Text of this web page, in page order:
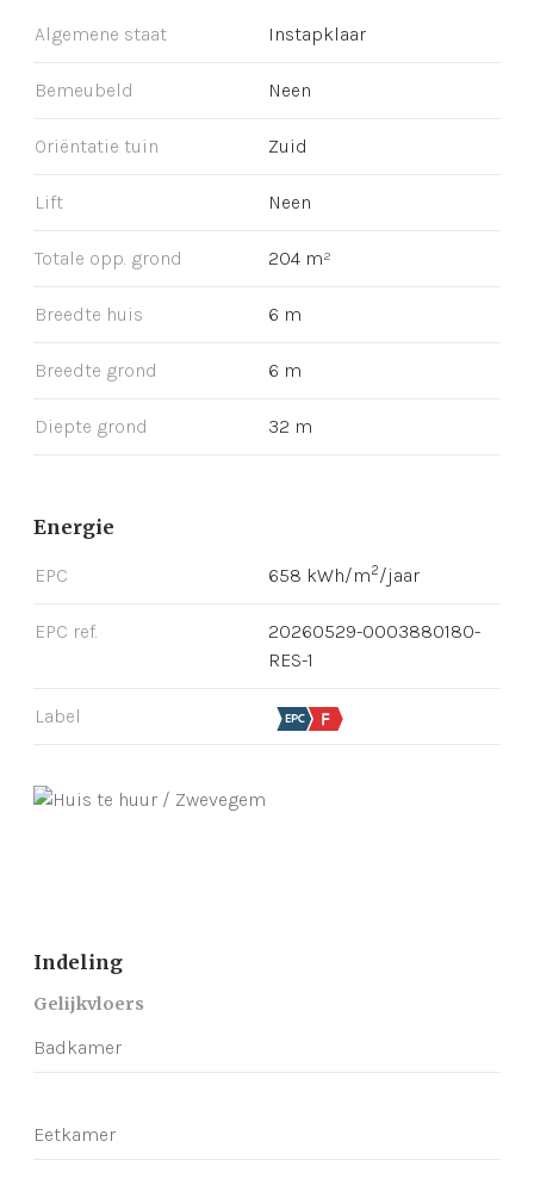
Algemene staat Instapklaar
Bemeubeld Neen
Oriëntatie tuin Zuid
Lift Neen
Totale opp. grond 204 m²
Breedte huis 6 m
Breedte grond 6 m
Diepte grond 32 m
Energie
EPC 658 kWh/m2/jaar
EPC ref.
20260529-0003880180-
RES-1
Label
Indeling
Gelijkvloers
Badkamer
Eetkamer